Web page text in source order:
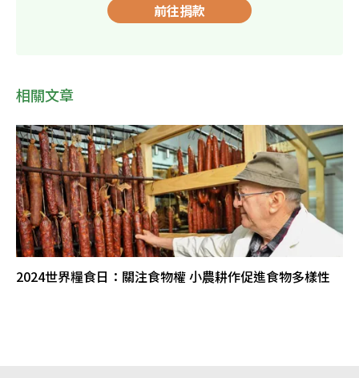
前往捐款
相關文章
2024世界糧食日：關注食物權 小農耕作促進食物多樣性